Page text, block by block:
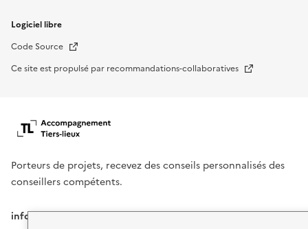
Logiciel libre
Code Source Nouvelle fenêtre
Ce site est propulsé par recommandations-collaboratives Nouvelle fenêtre
Porteurs de projets, recevez des conseils personnalisés des
conseillers compétents.
info.gouv.fr service-public.fr